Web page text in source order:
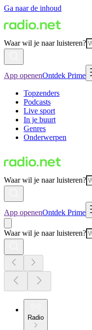
Ga naar de inhoud
Waar wil je naar luisteren?
App openenOntdek Prime
Topzenders
Podcasts
Live sport
In je buurt
Genres
Onderwerpen
Waar wil je naar luisteren?
App openenOntdek Prime
Waar wil je naar luisteren?
Radio